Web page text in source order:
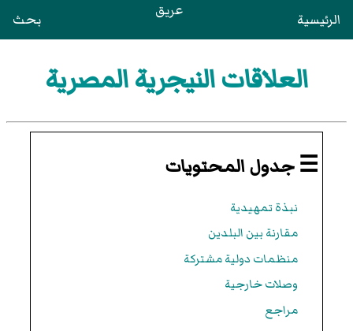
الرئيسية عريق بحث
العلاقات النيجرية المصرية
☰ جدول المحتويات
نبذة تمهيدية
مقارنة بين البلدين
منظمات دولية مشتركة
وصلات خارجية
مراجع